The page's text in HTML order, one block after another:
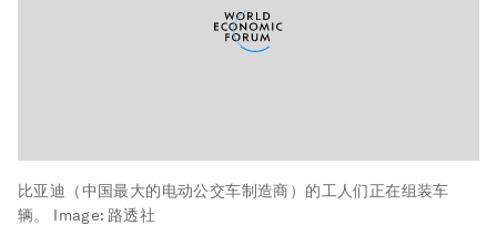
比亚迪（中国最大的电动公交车制造商）的工人们正在组装车
辆。
Image: 路透社